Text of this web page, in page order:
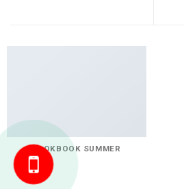
LOOKBOOK SUMMER
HOTLINE: 0914333668